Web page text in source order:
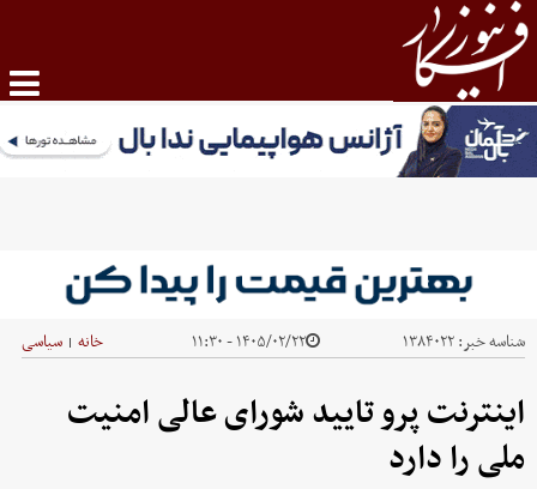
شناسه خبر:۱۳۸۴۰۲۲ ۱۴۰۵/۰۲/۲۲ - ۱۱:۳۰ خانه | سیاسی
اینترنت پرو تایید شورای عالی امنیت
ملی را دارد